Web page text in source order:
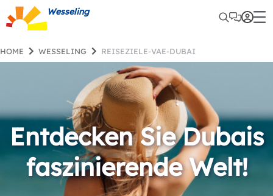
Wesseling
HOME WESSELING REISEZIELE-VAE-DUBAI
Entdecken Sie Dubais
faszinierende Welt!